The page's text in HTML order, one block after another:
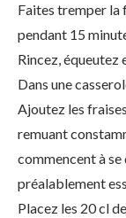
Faites tremper la
pendant 15
Rincez, équeutez
Dans une
Ajoutez les
remuant
commencent à
préalablement
Placez les 20 cl